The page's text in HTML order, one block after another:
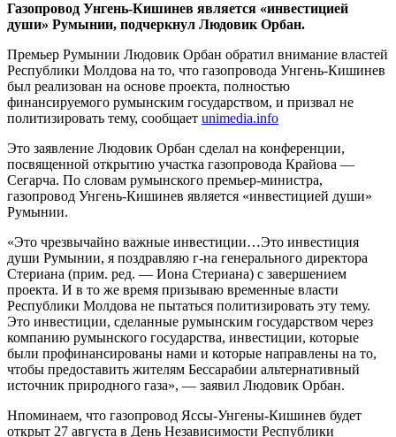
Газопровод Унгень-Кишинев является «инвестицией
души» Румынии, подчеркнул Людовик Орбан.
Премьер Румынии Людовик Орбан обратил внимание властей
Республики Молдова на то, что газопровода Унгень-Кишинев
был реализован на основе проекта, полностью
финансируемого румынским государством, и призвал не
политизировать тему, сообщает unimedia.info
Это заявление Людовик Орбан сделал на конференции,
посвященной открытию участка газопровода Крайова —
Сегарча. По словам румынского премьер-министра,
газопровод Унгень-Кишинев является «инвестицией души»
Румынии.
«Это чрезвычайно важные инвестиции…Это инвестиция
души Румынии, я поздравляю г-на генерального директора
Стериана (прим. ред. — Иона Стериана) с завершением
проекта. И в то же время призываю временные власти
Республики Молдова не пытаться политизировать эту тему.
Это инвестиции, сделанные румынским государством через
компанию румынского государства, инвестиции, которые
были профинансированы нами и которые направлены на то,
чтобы предоставить жителям Бессарабии альтернативный
источник природного газа», — заявил Людовик Орбан.
Нпоминаем, что газопровод Яссы-Унгены-Кишинев будет
открыт 27 августа в День Независимости Республики